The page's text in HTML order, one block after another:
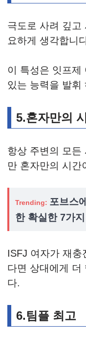
극도로 사려 깊고
요하게 생각합니
이 특성은 잇프제
있는 능력을 발휘
5.혼자만의
항상 주변의 모든
만 혼자만의 시간
Trending: 포브스
한 확실한 7가
ISFJ 여자가 재충
다면 상대에게 더
다.
6.팀플 최고